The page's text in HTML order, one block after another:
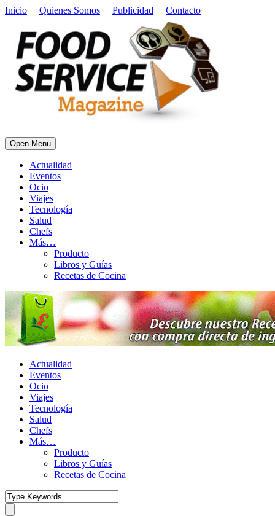
Inicio Quienes Somos Publicidad Contacto
Open Menu
Actualidad
Eventos
Ocio
Viajes
Tecnología
Salud
Chefs
Más…
Producto
Libros y Guías
Recetas de Cocina
Actualidad
Eventos
Ocio
Viajes
Tecnología
Salud
Chefs
Más…
Producto
Libros y Guías
Recetas de Cocina